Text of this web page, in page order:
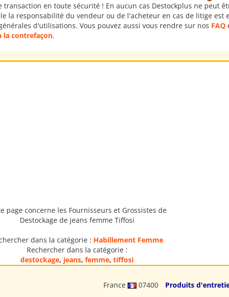
en toute sécurité ! En aucun cas Destockplus ne peut
la responsabilité du vendeur ou de l'acheteur en cas de litige est
d'utilisations. Vous pouvez aussi vous rendre sur nos FAQ
la contrefaçon.
page concerne les Fournisseurs et Grossistes de
Destockage de jeans femme Tiffosi
dans la catégorie : Habillement Femme
Rechercher dans la catégorie :
destockage, jeans, femme, tiffosi
France 07400 Produits